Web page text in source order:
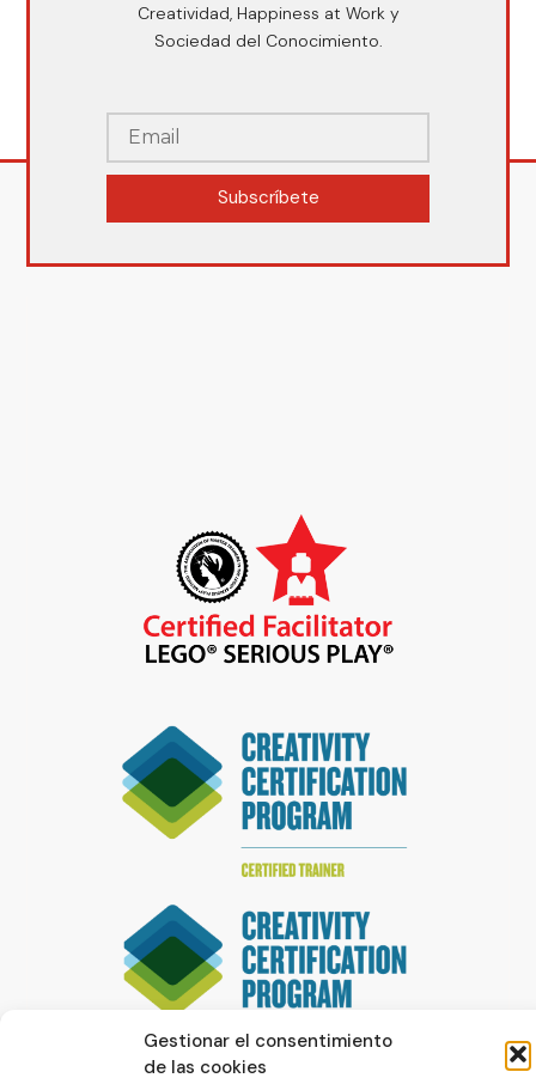
Gestionar el consentimiento
de las cookies
Creatividad, Happiness at Work y
Sociedad del Conocimiento.
Subscríbete